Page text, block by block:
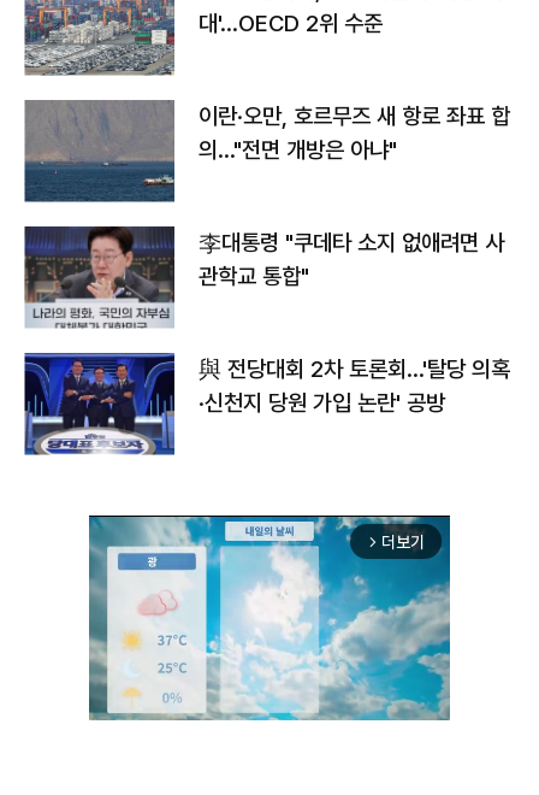
대'…OECD 2위 수준
이란·오만, 호르무즈 새 항로 좌표 합
의…"전면 개방은 아냐"
李대통령 "쿠데타 소지 없애려면 사
관학교 통합"
與 전당대회 2차 토론회…'탈당 의혹
·신천지 당원 가입 논란' 공방
arrow_forward_ios 더보기